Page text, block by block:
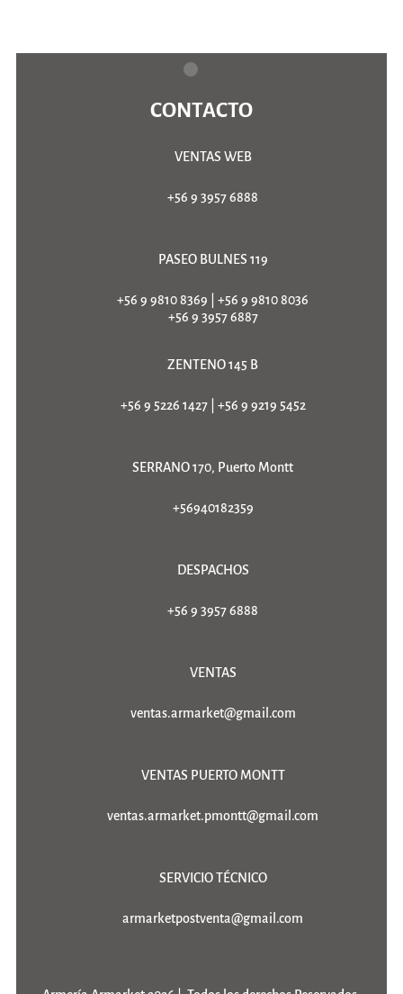
CONTACTO
VENTAS WEB
+56 9 3957 6888
PASEO BULNES 119
+56 9 9810 8369
+56 9 9810 8036
+56 9 3957 6887
ZENTENO 145 B
+56 9 5226 1427| +56 9 9219 5452
SERRANO 170, Puerto Montt
+56940182359
DESPACHOS
+56 9 3957 6888
VENTAS
ventas.armarket@gmail.com
VENTAS PUERTO MONTT
ventas.armarket.pmontt@gmail.com
SERVICIO TÉCNICO
armarketpostventa@gmail.com